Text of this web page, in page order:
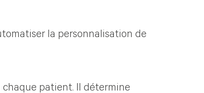
la personnalisation de
chaque patient. Il détermine